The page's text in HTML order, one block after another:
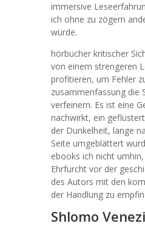
immersive
ich ohne zu zögern
würde.
hörbücher kritischer
von einem strengeren
profitieren, um Fehler
zusammenfassung die
verfeinern. Es ist eine
nachwirkt, ein
der Dunkelheit, lange
Seite umgeblättert
ebooks ich nicht
Ehrfurcht vor der
des Autors mit den
der Handlung zu
Shlomo